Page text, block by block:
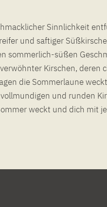
Sinnlichkeit
und saftiger
sommerlich-süßen
Kirschen, deren
die Sommerlaune
und runden
weckt und dich mit
Opulenz